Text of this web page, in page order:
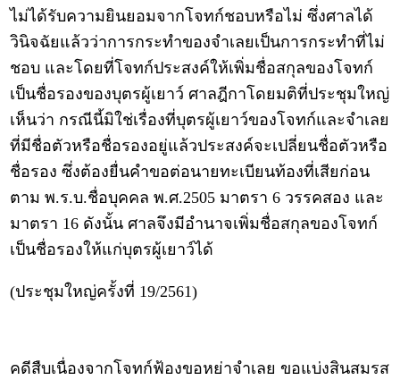
ไม่ได้รับความยินยอมจากโจทก์ชอบหรือไม่ ซึ่งศาลได้
วินิจฉัยแล้วว่าการกระทำของจำเลยเป็นการกระทำที่ไม่
ชอบ และโดยที่โจทก์ประสงค์ให้เพิ่มชื่อสกุลของโจทก์
เป็นชื่อรองของบุตรผู้เยาว์ ศาลฎีกาโดยมติที่ประชุมใหญ่
เห็นว่า กรณีนี้มิใช่เรื่องที่บุตรผู้เยาว์ของโจทก์และจำเลย
ที่มีชื่อตัวหรือชื่อรองอยู่แล้วประสงค์จะเปลี่ยนชื่อตัวหรือ
ชื่อรอง ซึ่งต้องยื่นคำขอต่อนายทะเบียนท้องที่เสียก่อน
ตาม พ.ร.บ.ชื่อบุคคล พ.ศ.2505 มาตรา 6 วรรคสอง และ
มาตรา 16 ดังนั้น ศาลจึงมีอำนาจเพิ่มชื่อสกุลของโจทก์
เป็นชื่อรองให้แก่บุตรผู้เยาว์ได้
(ประชุมใหญ่ครั้งที่ 19/2561)
คดีสืบเนื่องจากโจทก์ฟ้องขอหย่าจำเลย ขอแบ่งสินสมรส